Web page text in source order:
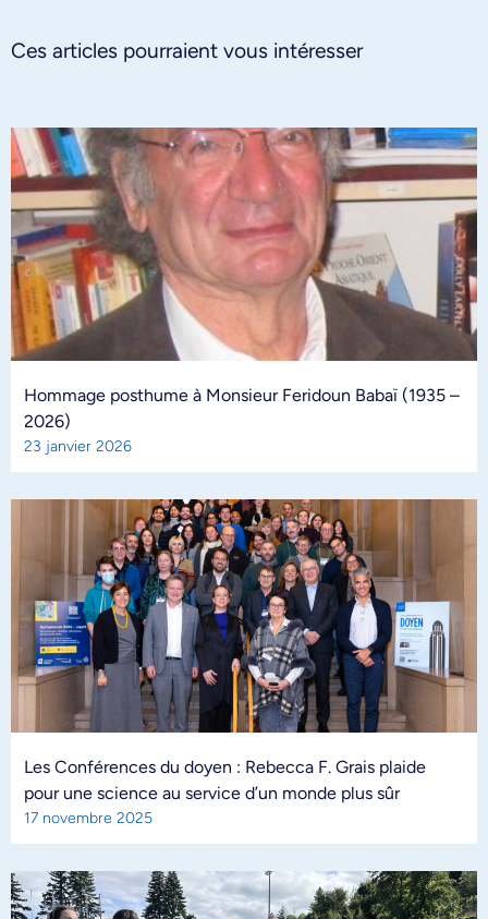
Ces articles pourraient vous intéresser
Hommage posthume à Monsieur Feridoun Babaï (1935 –
2026)
23 janvier 2026
Les Conférences du doyen : Rebecca F. Grais plaide
pour une science au service d’un monde plus sûr
17 novembre 2025